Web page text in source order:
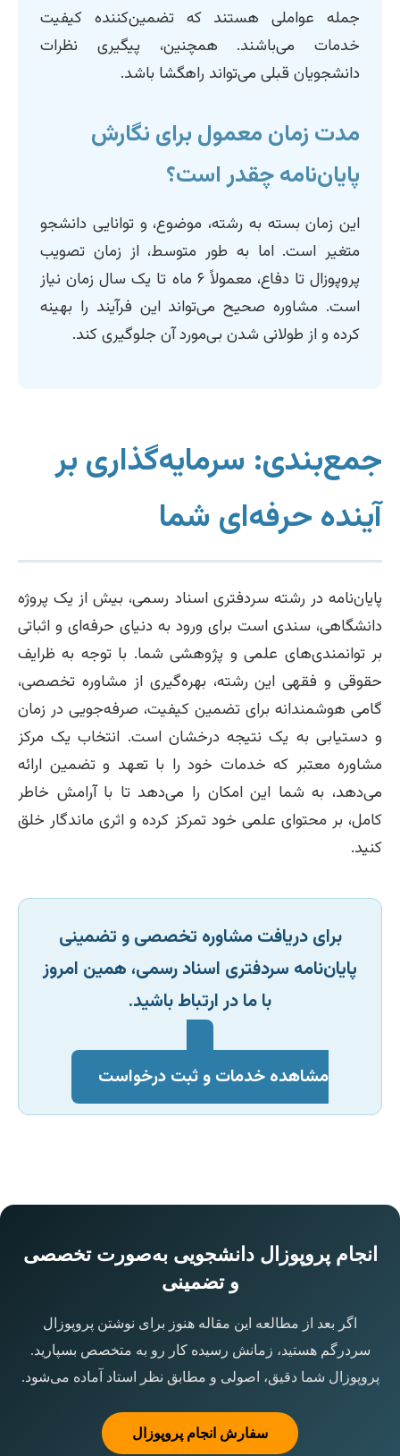
جمله عواملی هستند که تضمین‌کننده کیفیت
خدمات می‌باشند. همچنین، پیگیری نظرات
دانشجویان قبلی می‌تواند راهگشا باشد.
مدت زمان معمول برای نگارش
پایان‌نامه چقدر است؟
این زمان بسته به رشته، موضوع، و توانایی دانشجو
متغیر است. اما به طور متوسط، از زمان تصویب
پروپوزال تا دفاع، معمولاً ۶ ماه تا یک سال زمان نیاز
است. مشاوره صحیح می‌تواند این فرآیند را بهینه
کرده و از طولانی شدن بی‌مورد آن جلوگیری کند.
جمع‌بندی: سرمایه‌گذاری بر
آینده حرفه‌ای شما
پایان‌نامه در رشته سردفتری اسناد رسمی، بیش از یک پروژه
دانشگاهی، سندی است برای ورود به دنیای حرفه‌ای و اثباتی
بر توانمندی‌های علمی و پژوهشی شما. با توجه به ظرایف
حقوقی و فقهی این رشته، بهره‌گیری از مشاوره تخصصی،
گامی هوشمندانه برای تضمین کیفیت، صرفه‌جویی در زمان
و دستیابی به یک نتیجه درخشان است. انتخاب یک مرکز
مشاوره معتبر که خدمات خود را با تعهد و تضمین ارائه
می‌دهد، به شما این امکان را می‌دهد تا با آرامش خاطر
کامل، بر محتوای علمی خود تمرکز کرده و اثری ماندگار خلق
کنید.
برای دریافت مشاوره تخصصی و تضمینی
پایان‌نامه سردفتری اسناد رسمی، همین امروز
با ما در ارتباط باشید.
مشاهده خدمات و ثبت درخواست
انجام پروپوزال دانشجویی به‌صورت تخصصی
و تضمینی
اگر بعد از مطالعه این مقاله هنوز برای نوشتن پروپوزال
سردرگم هستید، زمانش رسیده کار رو به متخصص بسپارید.
پروپوزال شما دقیق، اصولی و مطابق نظر استاد آماده می‌شود.
سفارش انجام پروپوزال